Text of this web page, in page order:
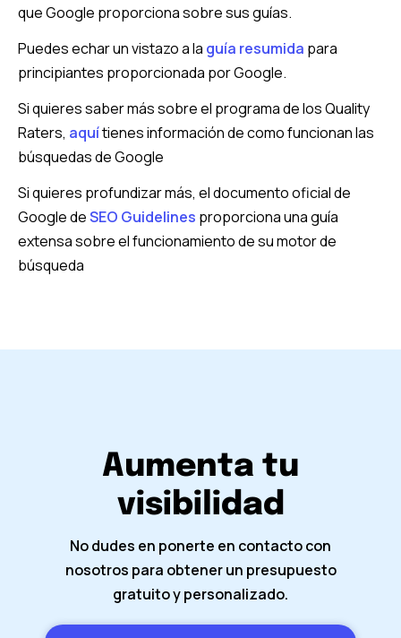
que Google proporciona sobre sus guías.
Puedes echar un vistazo a la guía resumida para
principiantes proporcionada por Google.
Si quieres saber más sobre el programa de los Quality
Raters, aquítienes información de como funcionan las
búsquedas de Google
Si quieres profundizar más, el documento oficial de
Google deSEO Guidelines proporciona una guía
extensa sobre el funcionamiento de su motor de
búsqueda
Aumenta tu
visibilidad
No dudes en ponerte en contacto con
nosotros para obtener un presupuesto
gratuito y personalizado.